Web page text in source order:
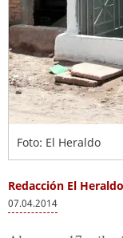
Foto: El Heraldo
Redacción El Heraldo
07.04.2014